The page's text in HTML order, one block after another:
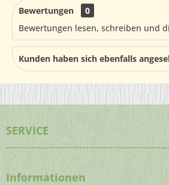
Bewertungen
0
Bewertungen lesen, schreiben und
Kunden haben sich ebenfalls
SERVICE
Informationen